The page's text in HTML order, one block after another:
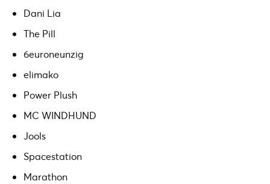
Dani Lia
The Pill
6euroneunzig
elimako
Power Plush
MC WINDHUND
Jools
Spacestation
Marathon